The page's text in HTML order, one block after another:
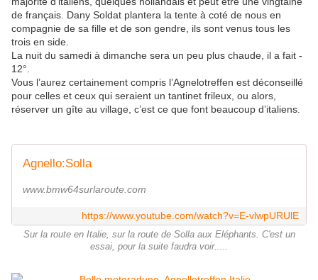
de français. Dany Soldat plantera la tente à coté de nous en
compagnie de sa fille et de son gendre, ils sont venus tous les
trois en side.
La nuit du samedi à dimanche sera un peu plus chaude, il a fait -
12°.
Vous l’aurez certainement compris l’Agnelotreffen est déconseillé
pour celles et ceux qui seraient un tantinet frileux, ou alors,
réserver un gîte au village, c’est ce que font beaucoup d’italiens.
Agnello:Solla
www.bmw64surlaroute.com
https://www.youtube.com/watch?v=E-vlwpURUlE
Sur la route en Italie, sur la route de Solla aux Eléphants. C'est un
essai, pour la suite faudra voir.....